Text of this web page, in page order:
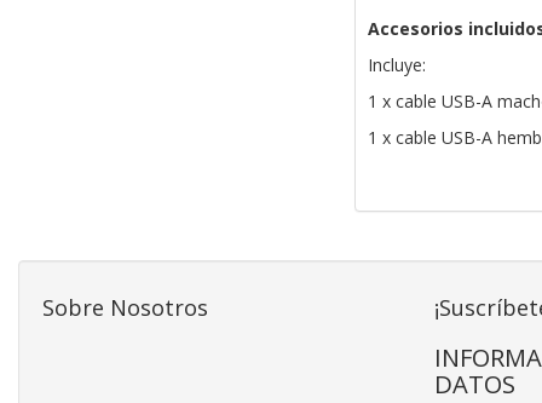
Accesorios
Incluye:
1 x cable USB-A
1 x cable USB-A
Sobre Nosotros
DATOS